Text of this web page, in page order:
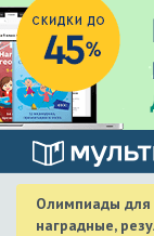
Олимпиады для
наградные,